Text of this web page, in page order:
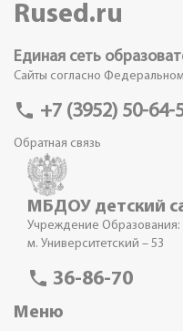
Rused.ru
Единая сеть
Сайты согласно
phone +7 (3952) 50-64-
Обратная связь
МБДОУ детский
Учреждение Образования:
м. Университетский – 53
phone 36-86-70
Меню